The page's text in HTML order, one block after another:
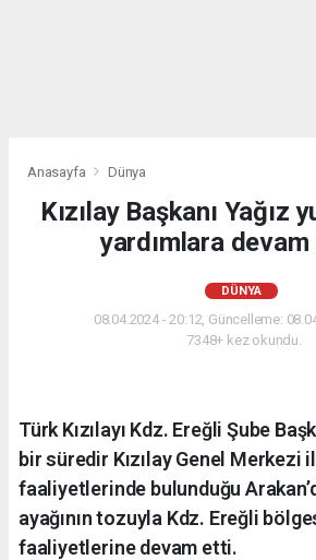
Anasayfa Dünya
Kızılay Başkanı Yağız
yardımlara
DÜNYA
08.04.2024 - 20:12, Güncelleme:
7348+ kez okundu.
Türk Kızılayı Kdz. Ereğli Şube
bir süredir Kızılay Genel Merkezi
faaliyetlerinde bulunduğu
ayağının tozuyla Kdz. Ereğli
faaliyetlerine devam etti.